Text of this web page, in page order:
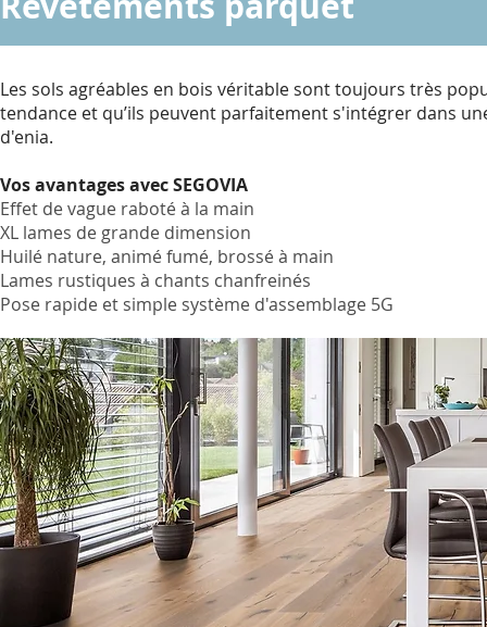
Les sols agréables en bois véritable sont toujours très
tendance et qu’ils peuvent parfaitement s'intégrer dans
d'enia.
Vos avantages avecSEGOVIA
Effet de vague raboté à la main
XL lames de grande dimension
Huilé nature, animé fumé, brossé à main
Lames rustiques à chants chanfreinés
Pose rapide et simple système d'assemblage 5G